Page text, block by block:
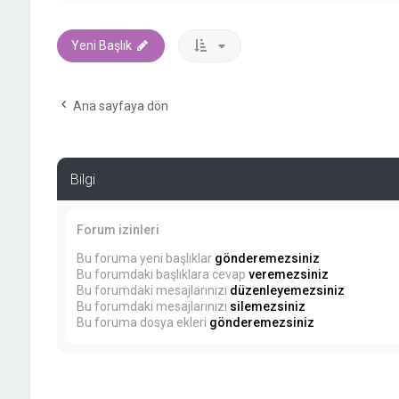
Yeni Başlık
Ana sayfaya dön
Bilgi
Forum izinleri
Bu foruma yeni başlıklar gönderemezsiniz
Bu forumdaki başlıklara cevap veremezsiniz
Bu forumdaki mesajlarınızı düzenleyemezsiniz
Bu forumdaki mesajlarınızı silemezsiniz
Bu foruma dosya ekleri gönderemezsiniz